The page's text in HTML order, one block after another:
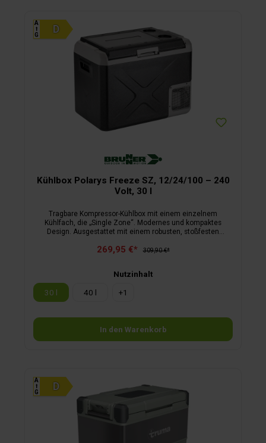
A
⭡
G
Kühlbox Polarys Freeze SZ, 12/24/100 – 240
Volt, 30 l
Tragbare Kompressor-Kühlbox mit einem einzelnem
Kühlfach, die „Single Zone“. Modernes und kompaktes
Design. Ausgestattet mit einem robusten, stoßfesten
digitalen Anzeige zur Temperaturkontrolle.Der hochwertige
Wechselstrom betrieben werden.Merkmale:geräumig, für die
Aufbewahrung von Speisen und Getränken für mehrere
Personenhohe Kühlgeschwindigkeitpräzise Einstellung über
Digitalanzeigemodernes und funktionelles Designgroßer
269,95 €* 309,90 €*
Nutzinhalt
30 l
40 l +1
In den Warenkorb
A
⭡
G